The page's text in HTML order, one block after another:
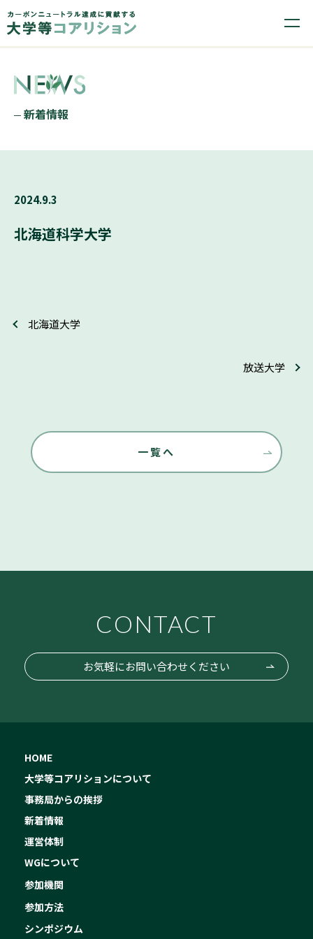
新着情報
2024.9.3
北海道科学大学
北海道大学
放送大学
一覧へ
CONTACT
お気軽にお問い合わせください
HOME
大学等コアリションについて
事務局からの挨拶
新着情報
運営体制
WGについて
参加機関
参加方法
シンポジウム